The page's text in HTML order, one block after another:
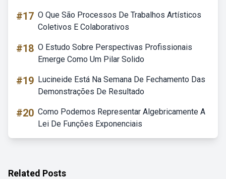
#17 O Que São Processos De Trabalhos Artísticos
Coletivos E Colaborativos
#18 O Estudo Sobre Perspectivas Profissionais
Emerge Como Um Pilar Solido
#19 Lucineide Está Na Semana De Fechamento Das
Demonstrações De Resultado
#20 Como Podemos Representar Algebricamente A
Lei De Funções Exponenciais
Related Posts